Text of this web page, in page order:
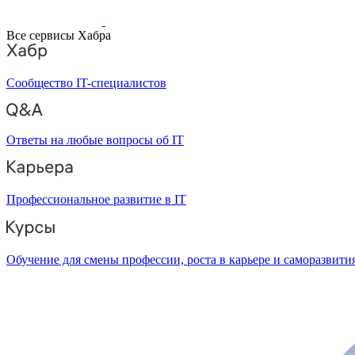
Все сервисы Хабра
Сообщество IT-специалистов
Ответы на любые вопросы об IT
Профессиональное развитие в IT
Обучение для смены профессии, роста в карьере и